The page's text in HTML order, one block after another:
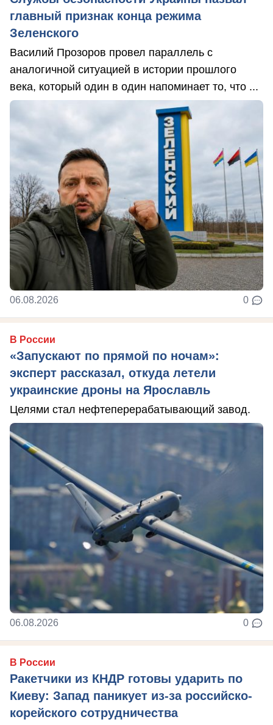
главный признак конца режима
Зеленского
Василий Прозоров провел параллель с
аналогичной ситуацией в истории прошлого
века, который один в один напоминает то, что ...
06.08.2026 0
В России
«Запускают по прямой по ночам»:
эксперт рассказал, откуда летели
украинские дроны на Ярославль
Целями стал нефтеперерабатывающий завод.
06.08.2026 0
В России
Ракетчики из КНДР готовы ударить по
Киеву: Запад паникует из-за российско-
корейского сотрудничества